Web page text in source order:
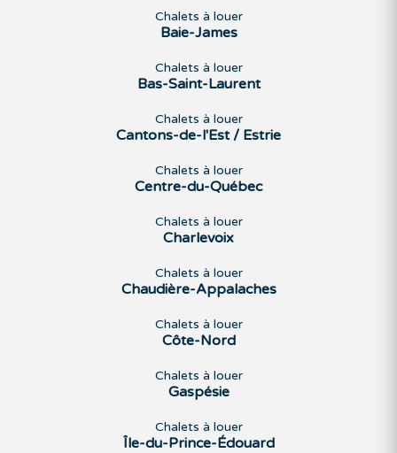
Chalets à louer
Baie-James
Chalets à louer
Bas-Saint-Laurent
Chalets à louer
Cantons-de-l'Est / Estrie
Chalets à louer
Centre-du-Québec
Chalets à louer
Charlevoix
Chalets à louer
Chaudière-Appalaches
Chalets à louer
Côte-Nord
Chalets à louer
Gaspésie
Chalets à louer
Île-du-Prince-Édouard